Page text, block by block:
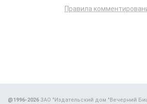
Правила
@1996-2026ЗАО "Издательский дом "Вечерний